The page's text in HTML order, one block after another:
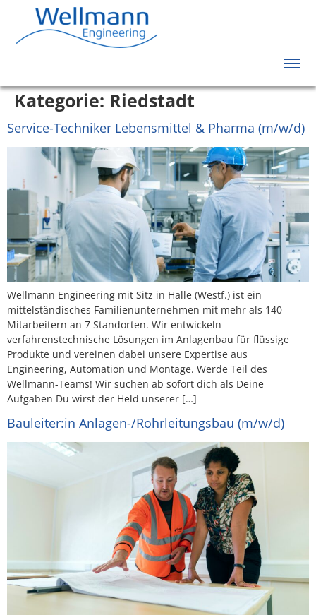
Kategorie: Riedstadt
Service-Techniker Lebensmittel & Pharma (m/w/d)
Wellmann Engineering mit Sitz in Halle (Westf.) ist ein
mittelständisches Familienunternehmen mit mehr als 140
Mitarbeitern an 7 Standorten. Wir entwickeln
verfahrenstechnische Lösungen im Anlagenbau für flüssige
Produkte und vereinen dabei unsere Expertise aus
Engineering, Automation und Montage. Werde Teil des
Wellmann-Teams! Wir suchen ab sofort dich als Deine
Aufgaben Du wirst der Held unserer […]
Bauleiter:in Anlagen-/Rohrleitungsbau (m/w/d)